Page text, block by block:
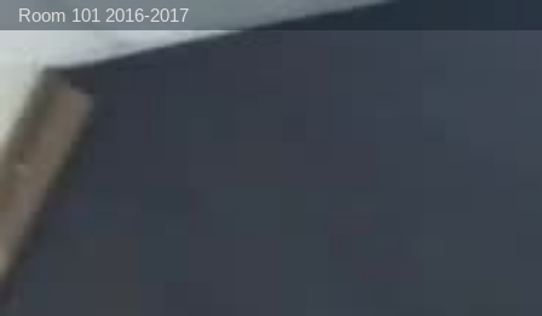
Room 101 2016-2017